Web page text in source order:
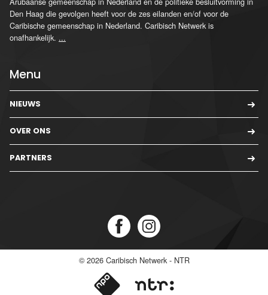
Den Haag die gevolgen heeft voor de zes eilanden en/of voor de
Caribische gemeenschap in Nederland. Caribisch Netwerk is
onafhankelijk. ...
Menu
NIEUWS
OVER ONS
PARTNERS
© 2026 Caribisch Netwerk - NTR